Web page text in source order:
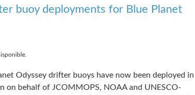
buoy deployments for Blue Planet
Odyssey drifter buoys have now been deployed in
on behalf of JCOMMOPS, NOAA and UNESCO-